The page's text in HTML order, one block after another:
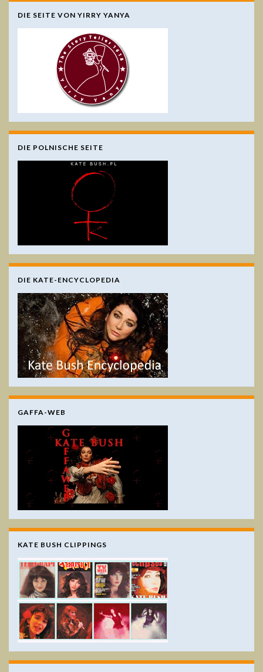
DIE SEITE VON YIRRY YANYA
DIE POLNISCHE SEITE
DIE KATE-ENCYCLOPEDIA
GAFFA-WEB
KATE BUSH CLIPPINGS